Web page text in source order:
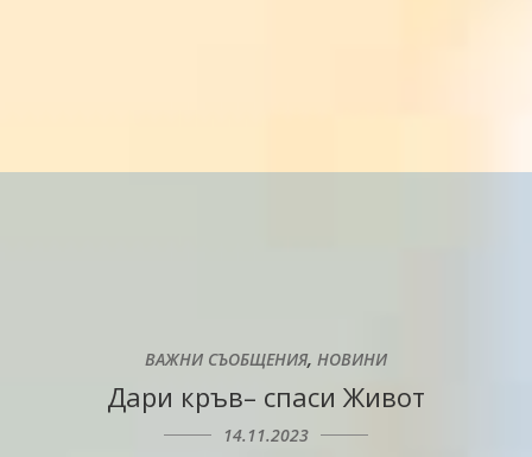
ВАЖНИ СЪОБЩЕНИЯ, НОВИНИ
Дари кръв– спаси Живот
14.11.2023